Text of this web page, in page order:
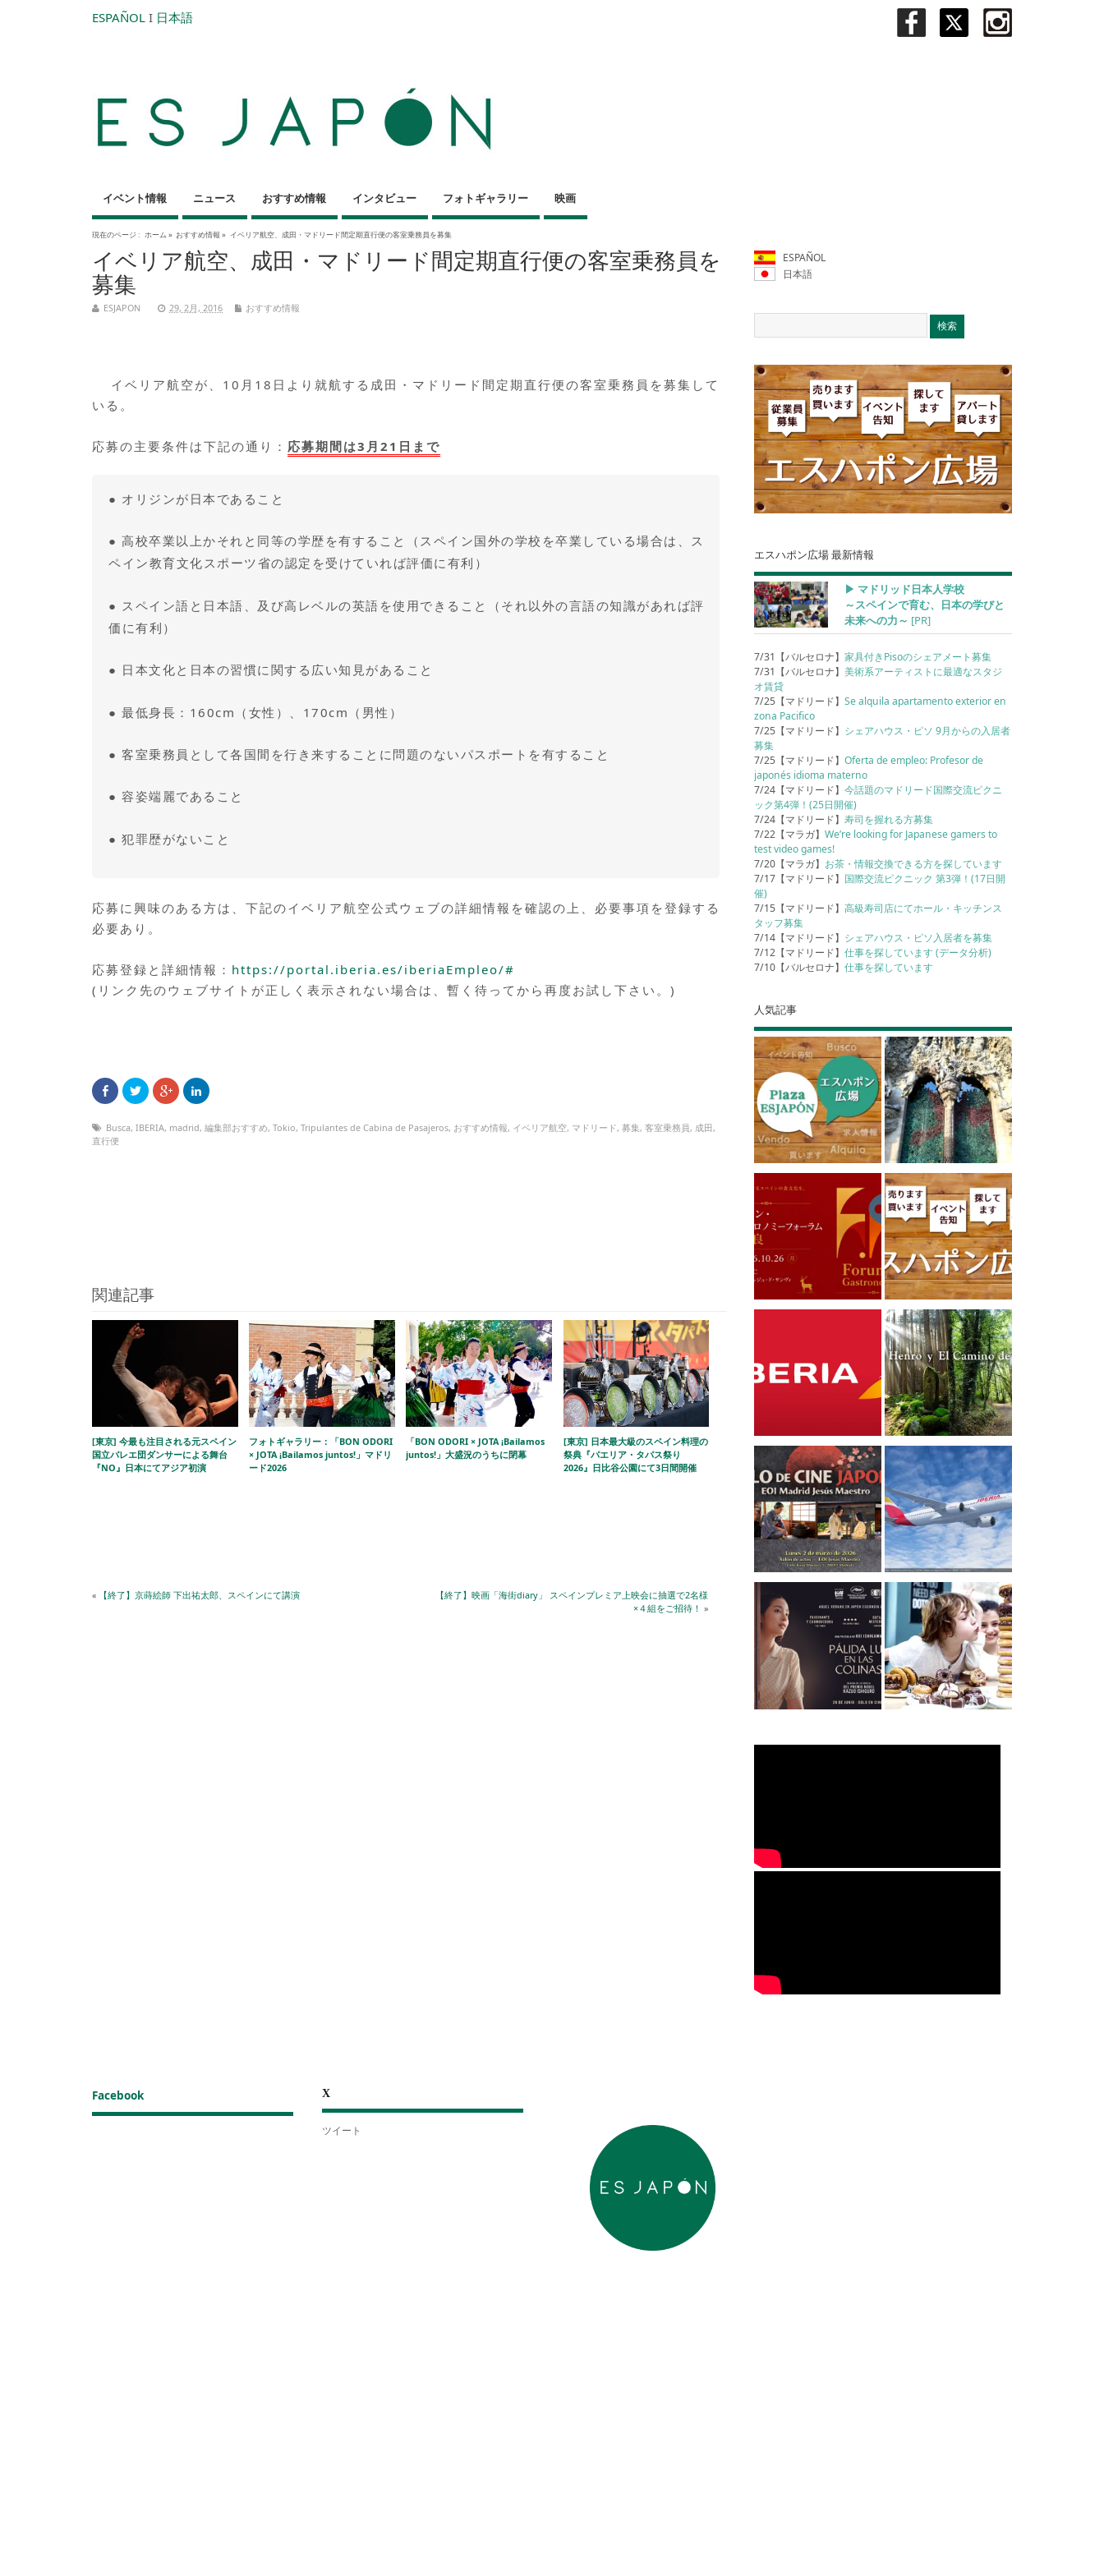
ESPAÑOL I 日本語
イベント情報 ニュース おすすめ情報 インタビュー フォトギャラリー 映画
現在のページ : ホーム » おすすめ情報 » イベリア航空、成田・マドリード間定期直行便の客室乗務員を募集
イベリア航空、成田・マドリード間定期直行便の客室乗務員を
募集
ESJAPON 29, 2月, 2016 おすすめ情報
イベリア航空が、10月18日より就航する成田・マドリード間定期直行便の客室乗務員を募集して
いる。
応募の主要条件は下記の通り： 応募期間は3月21日まで
● オリジンが日本であること
● 高校卒業以上かそれと同等の学歴を有すること（スペイン国外の学校を卒業している場合は、ス
ペイン教育文化スポーツ省の認定を受けていれば評価に有利）
● スペイン語と日本語、及び高レベルの英語を使用できること（それ以外の言語の知識があれば評
価に有利）
● 日本文化と日本の習慣に関する広い知見があること
● 最低身長：160cm（女性）、170cm（男性）
● 客室乗務員として各国間を行き来することに問題のないパスポートを有すること
● 容姿端麗であること
● 犯罪歴がないこと
応募に興味のある方は、下記のイベリア航空公式ウェブの詳細情報を確認の上、必要事項を登録する
必要あり。
応募登録と詳細情報： https://portal.iberia.es/iberiaEmpleo/#
(リンク先のウェブサイトが正しく表示されない場合は、暫く待ってから再度お試し下さい。)
Busca, IBERIA, madrid, 編集部おすすめ, Tokio, Tripulantes de Cabina de Pasajeros, おすすめ情報, イベリア航空, マドリード, 募集, 客室乗務員, 成田,
直行便
関連記事
[東京] 今最も注目される元スペイン
国立バレエ団ダンサーによる舞台
『NO』日本にてアジア初演
フォトギャラリー：「BON ODORI
× JOTA ¡Bailamos juntos!」マドリ
ード2026
「BON ODORI × JOTA ¡Bailamos
juntos!」大盛況のうちに閉幕
[東京] 日本最大級のスペイン料理の
祭典『パエリア・タパス祭り
2026』日比谷公園にて3日間開催
« 【終了】京蒔絵師 下出祐太郎、スペインにて講演
【終了】映画「海街diary」 スペインプレミア上映会に抽選で2名様
×４組をご招待！ »
ESPAÑOL
日本語
エスハポン広場 最新情報
▶︎ マドリッド日本人学校
～スペインで育む、日本の学びと
未来への力～ [PR]
7/31【バルセロナ】家具付きPisoのシェアメート募集
7/31【バルセロナ】美術系アーティストに最適なスタジ
オ賃貸
7/25【マドリード】Se alquila apartamento exterior en
zona Pacifico
7/25【マドリード】 シェアハウス・ピソ 9月からの入居者
募集
7/25【マドリード】Oferta de empleo: Profesor de
japonés idioma materno
7/24【マドリード】今話題のマドリード国際交流ピクニ
ック第4弾！(25日開催)
7/24【マドリード】寿司を握れる方募集
7/22【マラガ】We’re looking for Japanese gamers to
test video games!
7/20【マラガ】 お茶・情報交換できる方を探しています
7/17【マドリード】 国際交流ピクニック 第3弾！(17日開
催)
7/15【マドリード】高級寿司店にてホール・キッチンス
タッフ募集
7/14【マドリード】 シェアハウス・ピソ入居者を募集
7/12【マドリード】仕事を探しています (データ分析)
7/10【バルセロナ】仕事を探しています
人気記事
Facebook X
ツイート